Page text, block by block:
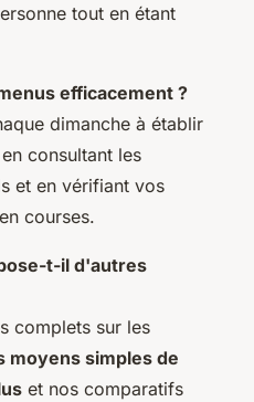
tout en étant
efficacement ?
dimanche à établir
consultant les
et en vérifiant vos
courses.
t-il d'autres
complets sur les
moyens simples de
et nos comparatifs